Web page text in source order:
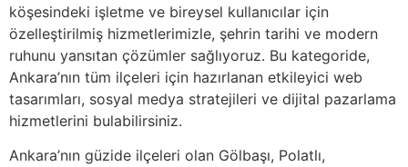
köşesindeki işletme ve bireysel kullanıcılar için
özelleştirilmiş hizmetlerimizle, şehrin tarihi ve modern
ruhunu yansıtan çözümler sağlıyoruz. Bu kategoride,
Ankara’nın tüm ilçeleri için hazırlanan etkileyici web
tasarımları, sosyal medya stratejileri ve dijital pazarlama
hizmetlerini bulabilirsiniz.
Ankara’nın güzide ilçeleri olan Gölbaşı, Polatlı,